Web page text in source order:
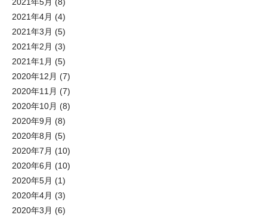
2021年4月 (4)
2021年3月 (5)
2021年2月 (3)
2021年1月 (5)
2020年12月 (7)
2020年11月 (7)
2020年10月 (8)
2020年9月 (8)
2020年8月 (5)
2020年7月 (10)
2020年6月 (10)
2020年5月 (1)
2020年4月 (3)
2020年3月 (6)